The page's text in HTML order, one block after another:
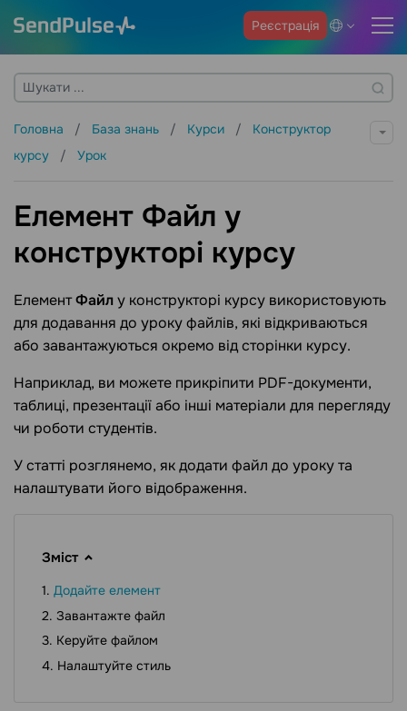
Реєстрація
Головна База знань Курси
Конструктор
курсу
Урок
Елемент Файл у
конструкторі курсу
ЕлементФайлу конструкторі курсу використовують
для додавання до уроку файлів, які відкриваються
або завантажуються окремо від сторінки курсу.
Наприклад, ви можете прикріпити PDF-документи,
таблиці, презентації або інші матеріали для перегляду
чи роботи студентів.
У статті розглянемо, як додати файл до уроку та
налаштувати його відображення.
Зміст
Додайте елемент
Завантажте файл
Керуйте файлом
Налаштуйте стиль